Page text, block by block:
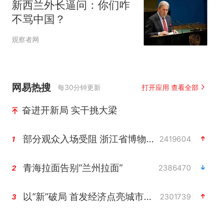
新西兰外长逼问：你们咋
不骂中国？
观察者网
网易热搜 每30分钟更新 打开应用 查看全部
奋进开新局 实干挑大梁
1 部分观众入场受阻 浙江省博物馆致歉 2419604
2 青海拉面告别“兰州拉面” 2386470
3 以“新”破局 首发经济点亮城市消费活力 2301739